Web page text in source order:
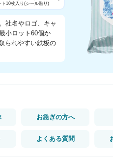
ト10枚入り(シール貼り)
社名やロゴ、キャ
小ロット60個か
られやすい鉄板の
お急ぎの方へ
よくある質問